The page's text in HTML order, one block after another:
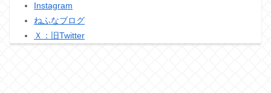
Instagram
ねふなブログ
Ｘ：旧Twitter